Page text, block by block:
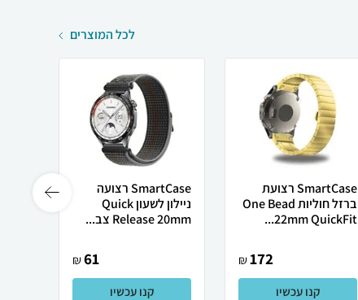
לכל המוצרים
SmartCase רצועת
ברזל חוליות One Bead
22mm QuickFit...
172
₪
קנו עכשיו
SmartCase רצועה
ניילון לשעון Quick
Release 20mm צב...
61
₪
קנו עכשיו